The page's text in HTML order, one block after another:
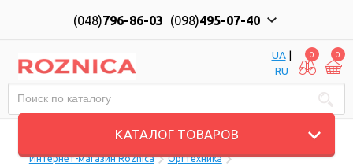
(048)796-86-03 (098)495-07-40
UA|
RU
0 0
КАТАЛОГ ТОВАРОВ
Интернет-магазин Roznica
Оргтехника